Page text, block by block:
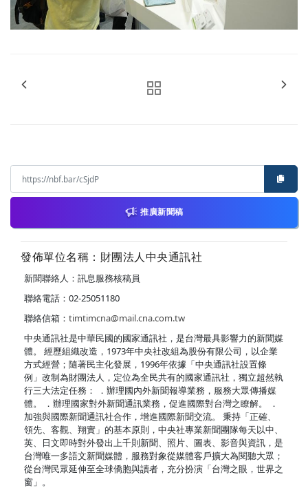
推廣新聞稿
發佈單位名稱：財團法人中央通訊社
新聞聯絡人：訊息服務核稿員
聯絡電話：02-25051180
聯絡信箱： timtimcna@mail.cna.com.tw
中央通訊社是中華民國的國家通訊社，是台灣最具影響力的新聞媒
體。 經歷組織改造，1973年中央社改組為股份有限公司，以企業
方式經營；隨著民主化發展，1996年依據「中央通訊社設置條
例」改制為財團法人，定位為全民共有的國家通訊社，獨立超然執
行三大法定任務： ．辦理國內外新聞報導業務，服務大眾傳播媒
體。 ．辦理國家對外新聞通訊業務，促進國際對台灣之瞭解。 ．
加強與國際新聞通訊社合作，增進國際新聞交流。 秉持「正確、
領先、客觀、翔實」的基本原則，中央社專業新聞團隊每天以中、
英、日文即時對外發出上千則新聞、照片、圖表、影音與資訊，是
台灣唯一多語文新聞媒體，服務對象從媒體客戶擴大為閱聽大眾；
從台灣民眾延伸至全球僑胞與讀者，充分扮演「台灣之眼，世界之
窗」。